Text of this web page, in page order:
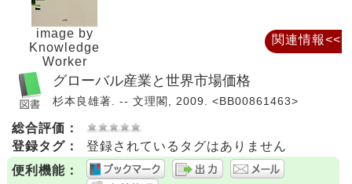
image by
Knowledge
Worker
グローバル産業と世界市場価格
杉本良雄著. -- 文理閣, 2009. <BB00861463>
総合評価：
登録タグ：
登録されているタグはありません
便利機能：
関連情報<<